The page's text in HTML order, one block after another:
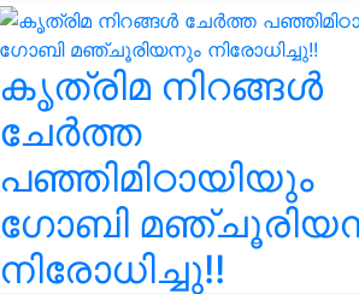
കൃത്രിമ നിറങ്ങൾ
ചേർത്ത
പഞ്ഞിമിഠായിയും
ഗോബി
നിരോധിച്ചു!!